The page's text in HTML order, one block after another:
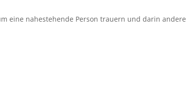
eine nahestehende Person trauern und darin andere